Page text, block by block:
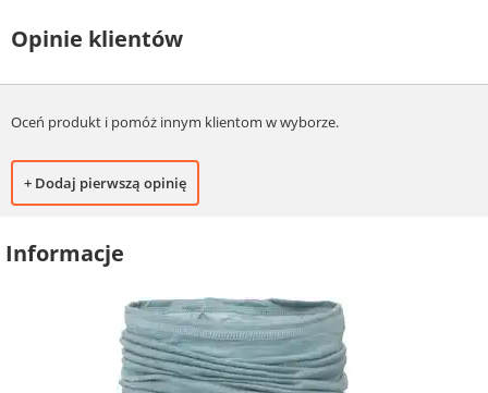
Opinie klientów
Oceń produkt i pomóż innym klientom w wyborze.
+ Dodaj pierwszą opinię
Informacje